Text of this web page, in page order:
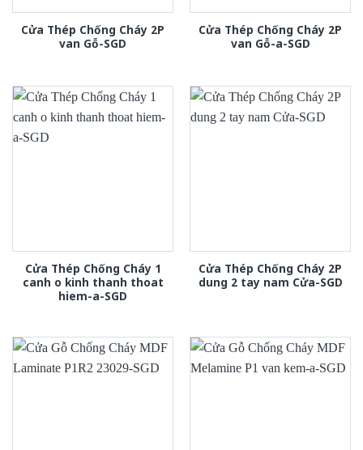
Cửa Thép Chống Cháy 2P
van Gỗ-SGD
Cửa Thép Chống Cháy 2P
van Gỗ-a-SGD
Cửa Thép Chống Cháy 1
canh o kinh thanh thoat
hiem-a-SGD
Cửa Thép Chống Cháy 2P
dung 2 tay nam Cửa-SGD